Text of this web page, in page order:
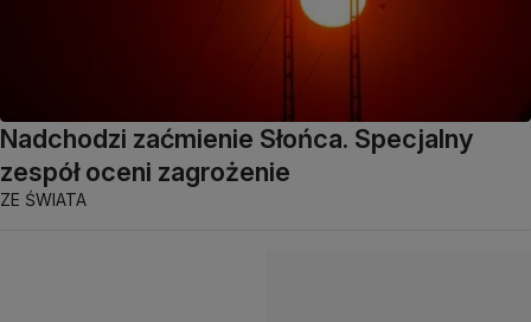
Nadchodzi zaćmienie Słońca. Specjalny
zespół oceni zagrożenie
ZE ŚWIATA